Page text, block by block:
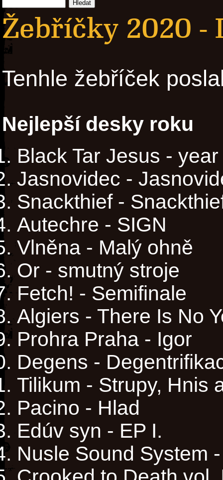
Žebříčky 2020 -
Tenhle žebříček
Nejlepší desky roku
Black Tar Jesus -
Jasnovidec -
Snackthief -
Autechre - SIGN
Vlněna - Malý ohně
Or - smutný stroje
Fetch! - Semifinale
Algiers - There Is No
Prohra Praha - Igor
Degens -
Tilikum - Strupy, Hnis
Pacino - Hlad
Edúv syn - EP I.
Nusle Sound System